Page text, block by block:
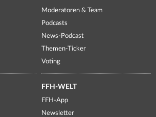
Moderatoren & Team
Podcasts
News-Podcast
Themen-Ticker
Voting
FFH-WELT
FFH-App
Newsletter